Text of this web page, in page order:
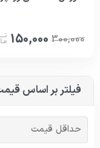
150,000 300,000
فیلتر بر اساس